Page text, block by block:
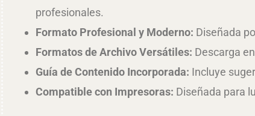
profesionales.
Formato Profesional y Moderno: Diseñada
Formatos de Archivo Versátiles: Descarga
Guía de Contenido Incorporada: Incluye
Compatible con Impresoras: Diseñada para